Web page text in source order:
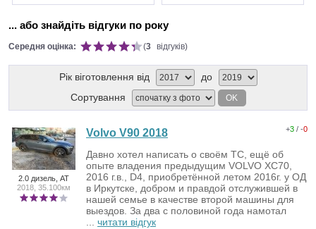
... або знайдіть відгуки по року
Середня оцінка: (3 відгуків)
Рік віготовлення від
до
Сортування
OK
2.0 дизель, AT
2018, 35.100км
+3 / -0
Volvo V90 2018
Давно хотел написать о своём ТС, ещё об
опыте владения предыдущим VOLVO XC70,
2016 г.в., D4, приобретённой летом 2016г. у ОД
в Иркутске, добром и правдой отслужившей в
нашей семье в качестве второй машины для
выездов. За два с половиной года намотал
читати відгук